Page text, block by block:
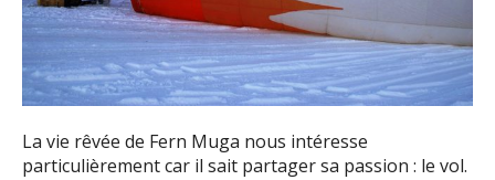
La vie rêvée de Fern Muga nous intéresse
particulièrement car il sait partager sa passion : le vol.